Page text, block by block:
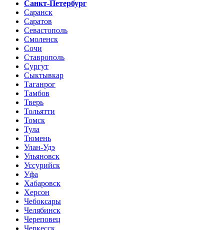
Санкт-Петербург
Саранск
Саратов
Севастополь
Смоленск
Сочи
Ставрополь
Сургут
Сыктывкар
Таганрог
Тамбов
Тверь
Тольятти
Томск
Тула
Тюмень
Улан-Удэ
Ульяновск
Уссурийск
Уфа
Хабаровск
Херсон
Чебоксары
Челябинск
Череповец
Черкесск